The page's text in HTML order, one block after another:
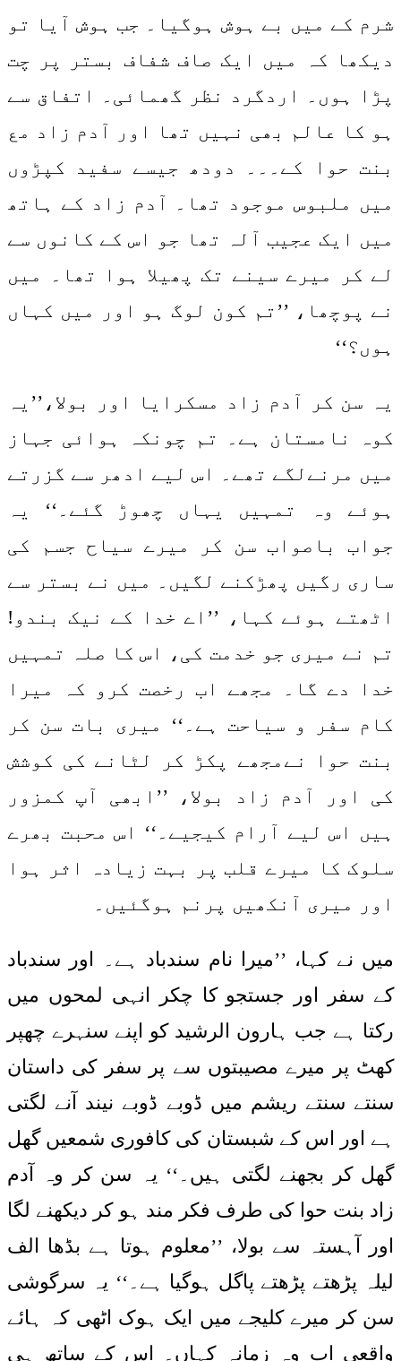
شرم کے میں بے ہوش ہوگیا۔ جب ہوش آیا تو
دیکھا کہ میں ایک صاف شفاف بستر پر چت
پڑا ہوں۔ اردگرد نظر گھمائی۔ اتفاق سے
ہو کا عالم بھی نہیں تھا اور آدم زاد مع
بنت حوا کے۔۔۔ دودھ جیسے سفید کپڑوں
میں ملبوس موجود تھا۔ آدم زاد کے ہاتھ
میں ایک عجیب آلہ تھا جو اس کے کانوں سے
لے کر میرے سینے تک پھیلا ہوا تھا۔ میں
نے پوچھا، ’’تم کون لوگ ہو اور میں کہاں
ہوں؟‘‘
یہ سن کر آدم زاد مسکرایا اور بولا،’’یہ
کوہ نامستان ہے۔ تم چونکہ ہوائی جہاز
میں مرنےلگے تھے۔ اس لیے ادھر سے گزرتے
ہوئے وہ تمہیں یہاں چھوڑ گئے۔‘‘ یہ
جواب باصواب سن کر میرے سیاح جسم کی
ساری رگیں پھڑکنے لگیں۔ میں نے بستر سے
اٹھتے ہوئے کہا، ’’اے خدا کے نیک بندو!
تم نے میری جو خدمت کی، اس کا صلہ تمہیں
خدا دے گا۔ مجھے اب رخصت کرو کہ میرا
کام سفر و سیاحت ہے۔‘‘ میری بات سن کر
بنت حوا نےمجھے پکڑ کر لٹانے کی کوشش
کی اور آدم زاد بولا، ’’ابھی آپ کمزور
ہیں اس لیے آرام کیجیے۔‘‘ اس محبت بھرے
سلوک کا میرے قلب پر بہت زیادہ اثر ہوا
اور میری آنکھیں پرنم ہوگئیں۔
میں نے کہا، ’’میرا نام سندباد ہے۔ اور سندباد
کے سفر اور جستجو کا چکر انہی لمحوں میں
رکتا ہے جب ہارون الرشید کو اپنے سنہرے چھپر
کھٹ پر میرے مصیبتوں سے پر سفر کی داستان
سنتے سنتے ریشم میں ڈوبے ڈوبے نیند آنے لگتی
ہے اور اس کے شبستان کی کافوری شمعیں گھل
گھل کر بجھنے لگتی ہیں۔‘‘ یہ سن کر وہ آدم
زاد بنت حوا کی طرف فکر مند ہو کر دیکھنے لگا
اور آہستہ سے بولا، ’’معلوم ہوتا ہے بڈھا الف
لیلہ پڑھتے پڑھتے پاگل ہوگیا ہے۔‘‘ یہ سرگوشی
سن کر میرے کلیجے میں ایک ہوک اٹھی کہ ہائے
واقعی اب وہ زمانہ کہاں۔ اس کے ساتھ ہی